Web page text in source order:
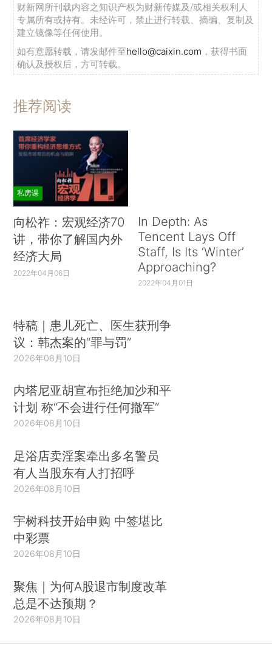
财新网所刊载内容之知识产权为财新传媒及/或相关权利人
专属所有或持有。未经许可，禁止进行转载、摘编、复制及
建立镜像等任何使用。
如有意愿转载，请发邮件至hello@caixin.com ，获得书面
确认及授权后，方可转载。
推荐阅读
私房课
向松祚：宏观经济70
讲，带你了解国内外
经济大局
2022年04月06日
In Depth: As
Tencent Lays Off
Staff, Is Its ‘Winter’
Approaching?
2022年04月01日
特稿｜患儿死亡、医生获刑争
议：韩杰案的“罪与罚”
2026年08月10日
内塔尼亚胡宣布拒绝加沙和平
计划 称“不会进行任何撤军”
2026年08月10日
足浴店卖淫案牵出多名警员
有人当股东有人打招呼
2026年08月10日
宇树科技开始申购 中签堪比
中彩票
2026年08月10日
聚焦｜为何A股退市制度改革
总是不达预期？
2026年08月10日